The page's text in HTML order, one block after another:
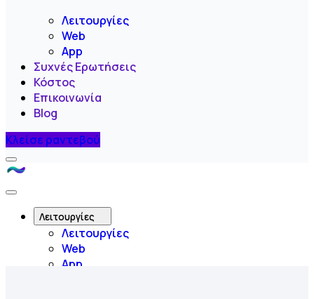
Λειτουργίες
Web
App
Συχνές Ερωτήσεις
Κόστος
Επικοινωνία
Blog
Κλείσε ραντεβού
Menu
Like
Close
Menu Λειτουργίες
Λειτουργίες
Web
App